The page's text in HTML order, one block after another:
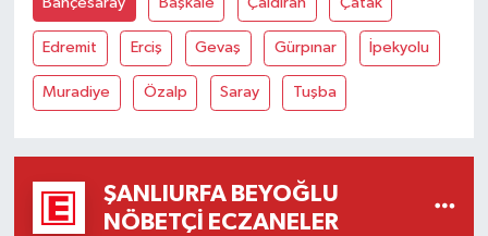
Edremit Erciş Gevaş Gürpınar İpekyolu
Muradiye Özalp Saray Tuşba
ŞANLIURFA BEYOĞLU
NÖBETÇI ECZANELER